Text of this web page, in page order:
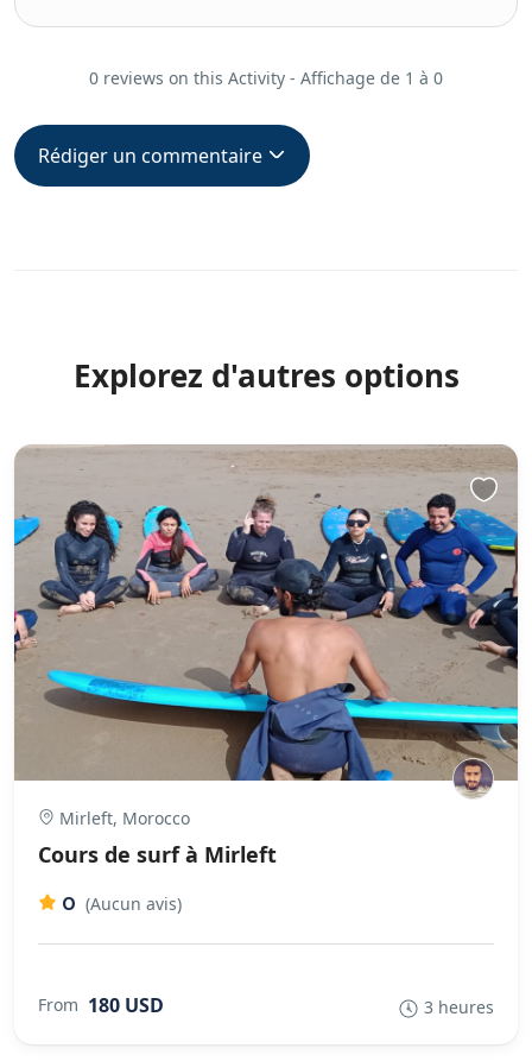
0 reviews on this Activity - Affichage de 1 à 0
Rédiger un commentaire
Explorez d'autres options
Mirleft, Morocco
Cours de surf à Mirleft
0 (Aucun avis)
From 180 USD 3 heures